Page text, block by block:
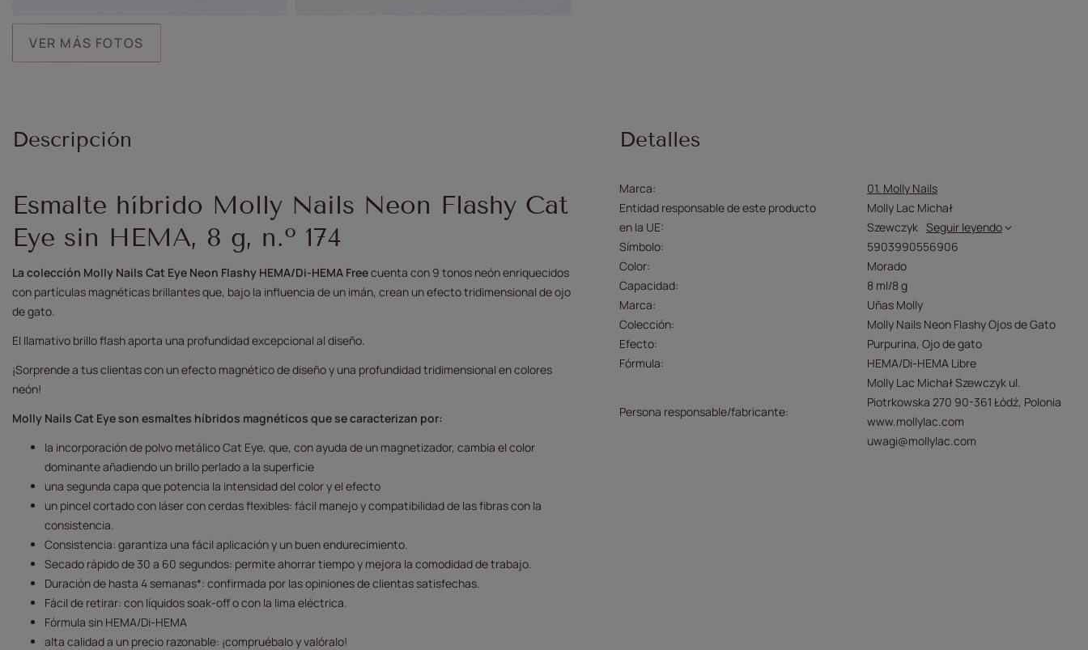
VER MÁS FOTOS
Descripción
Esmalte híbrido Molly Nails Neon Flashy Cat
Eye sin HEMA, 8 g, n.º 174
La colección Molly Nails Cat Eye Neon Flashy HEMA/Di-HEMA Freecuenta con 9 tonos neón enriquecidos
con partículas magnéticas brillantes que, bajo la influencia de un imán, crean un efecto tridimensional de ojo
de gato.
El llamativo brillo flash aporta una profundidad excepcional al diseño.
¡Sorprende a tus clientas con un efecto magnético de diseño y una profundidad tridimensional en colores
neón!
Molly Nails Cat Eye son esmaltes híbridos magnéticos que se caracterizan por:
la incorporación de polvo metálico Cat Eye, que, con ayuda de un magnetizador, cambia el color
dominante añadiendo un brillo perlado a la superficie
una segunda capa que potencia la intensidad del color y el efecto
un pincel cortado con láser con cerdas flexibles: fácil manejo y compatibilidad de las fibras con la
consistencia.
Consistencia: garantiza una fácil aplicación y un buen endurecimiento.
Secado rápido de 30 a 60 segundos: permite ahorrar tiempo y mejora la comodidad de trabajo.
Duración de hasta 4 semanas*: confirmada por las opiniones de clientas satisfechas.
Fácil de retirar: con líquidos soak-off o con la lima eléctrica.
Fórmula sin HEMA/Di-HEMA
alta calidad a un precio razonable: ¡compruébalo y valóralo!
Detalles
Marca
01. Molly Nails
Entidad responsable de este producto
en la UE
Molly Lac Michał
Szewczyk Seguir leyendo
Símbolo
5903990556906
Color
Morado
Capacidad
8 ml/8 g
Marca
Uñas Molly
Colección
Molly Nails Neon Flashy Ojos de Gato
Efecto
Purpurina Ojo de gato
Fórmula
HEMA/Di-HEMA Libre
Persona responsable/fabricante
Molly Lac Michał Szewczyk ul.
Piotrkowska 270 90-361 Łódź, Polonia
www.mollylac.com
uwagi@mollylac.com